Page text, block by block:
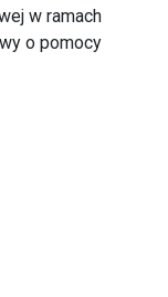
w ramach
o pomocy